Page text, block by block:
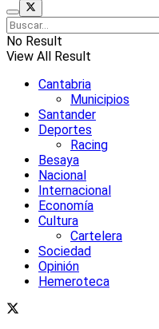
No Result
View All Result
Cantabria
Municipios
Santander
Deportes
Racing
Besaya
Nacional
Internacional
Economía
Cultura
Cartelera
Sociedad
Opinión
Hemeroteca